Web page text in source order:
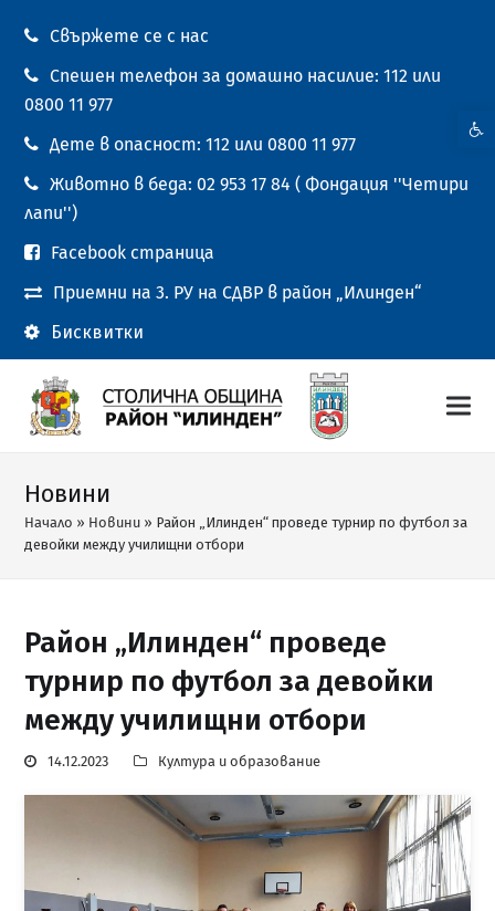
Свържете се с нас
Спешен телефон за домашно насилие: 112 или
0800 11 977
Дете в опасност: 112 или 0800 11 977
Животно в беда: 02 953 17 84 ( Фондация ''Четири
лапи'')
Facebook страница
Приемни на 3. РУ на СДВР в район „Илинден“
Бисквитки
Новини
Начало » Новини » Район „Илинден“ проведе турнир по футбол за
девойки между училищни отбори
Район „Илинден“ проведе
турнир по футбол за девойки
между училищни отбори
14.12.2023 Култура и образование